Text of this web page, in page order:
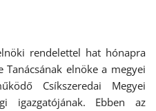
rendelettel hat hónapra
Tanácsának elnöke a megyei
Csíkszeredai Megyei
igazgatójának. Ebben az